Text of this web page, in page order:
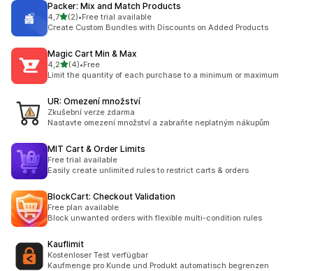
Packer: Mix and Match Products
4,7z 5 hvězd
(2)
Celkový počet recenzí: 2
•Free trial available
Create Custom Bundles with Discounts on Added Products
Magic Cart Min & Max
4,2z 5 hvězd
(4)
Celkový počet recenzí: 4
•Free
Limit the quantity of each purchase to a minimum or maximum
UR: Omezení množství
Zkušební verze zdarma
Nastavte omezení množství a zabraňte neplatným nákupům
MIT Cart & Order Limits
Free trial available
Easily create unlimited rules to restrict carts & orders
BlockCart: Checkout Validation
Free plan available
Block unwanted orders with flexible multi-condition rules
Kauflimit
Kostenloser Test verfügbar
Kaufmenge pro Kunde und Produkt automatisch begrenzen